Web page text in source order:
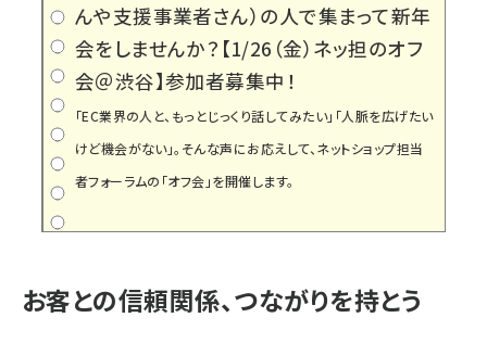
んや支援事業者さん）の人で集まって新年
会をしませんか？【1/26（金）ネッ担のオフ
会＠渋谷】参加者募集中！
「EC業界の人と、もっとじっくり話してみたい」「人脈を広げたい
けど機会がない」。そんな声にお応えして、ネットショップ担当
者フォーラムの「オフ会」を開催します。
お客との信頼関係、つながりを持とう